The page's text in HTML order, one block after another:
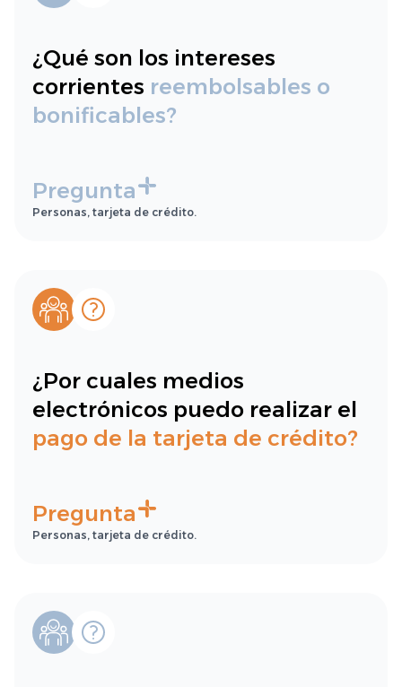
¿Qué son los intereses
corrientes reembolsables o
bonificables?
Pregunta
Personas, tarjeta de crédito.
¿Por cuales medios
electrónicos puedo realizar el
pago de la tarjeta de crédito?
Pregunta
Personas, tarjeta de crédito.